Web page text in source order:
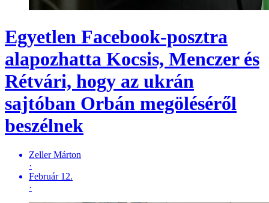
Egyetlen Facebook-posztra
alapozhatta Kocsis, Menczer és
Rétvári, hogy az ukrán
sajtóban Orbán megöléséről
beszélnek
Zeller Márton
·
Február 12.
·